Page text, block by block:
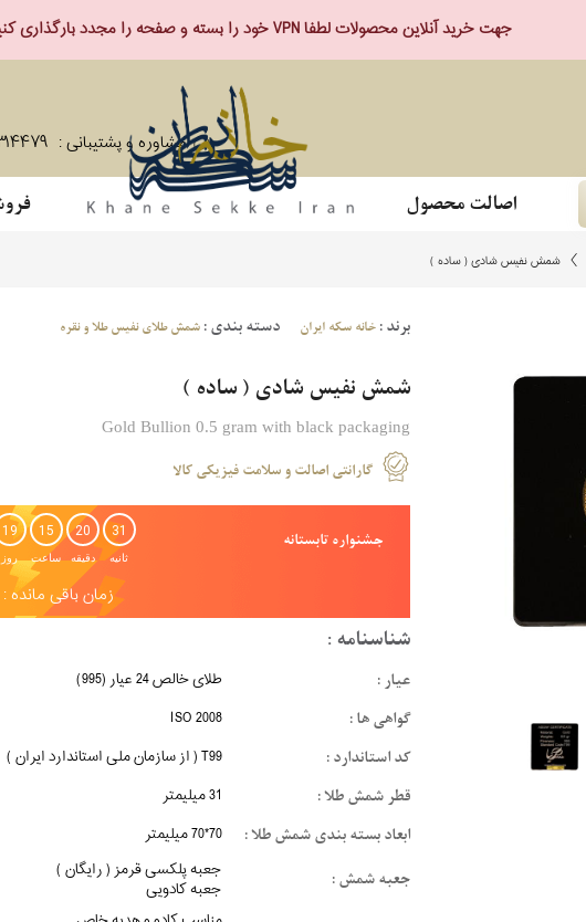
جهت خرید آنلاین محصولات لطفا VPN خود را بسته و صفحه را مجدد بارگذاری کنید.
مشاوره و پشتیبانی :
اصالت محصول
شمش نفیس شادی ( ساده )
برند :خانه سکه ایران دسته بندی :شمش طلای نفیس طلا و نقره
شمش نفیس شادی ( ساده )
Gold Bullion 0.5 gram with black packaging
گارانتی اصالت و سلامت فیزیکی کالا
جشنواره تابستانه 19
روز
15
ساعت
20
دقیقه
30
ثانیه
زمان باقی مانده :
شناسنامه :
عیار : طلای خالص 24 عیار (995)
گواهی ها : ISO 2008
کد استاندارد : T99 ( از سازمان ملی استاندارد ایران )
قطر شمش طلا : 31 میلیمتر
ابعاد بسته بندی شمش طلا : 70*70 میلیمتر
جعبه شمش : جعبه پلکسی قرمز ( رایگان )
جعبه کادویی